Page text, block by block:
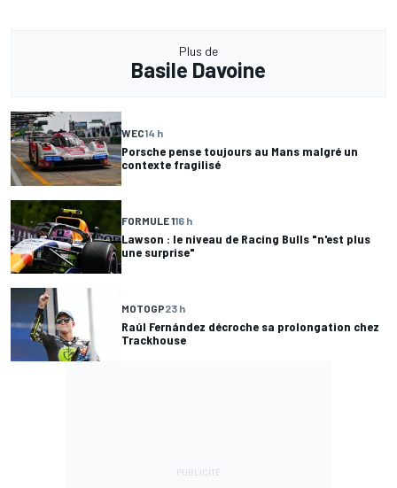
Plus de
Basile Davoine
WEC14 h
Porsche pense toujours au Mans malgré un
contexte fragilisé
FORMULE 116 h
Lawson : le niveau de Racing Bulls "n'est plus
une surprise"
MOTOGP23 h
Raúl Fernández décroche sa prolongation chez
Trackhouse